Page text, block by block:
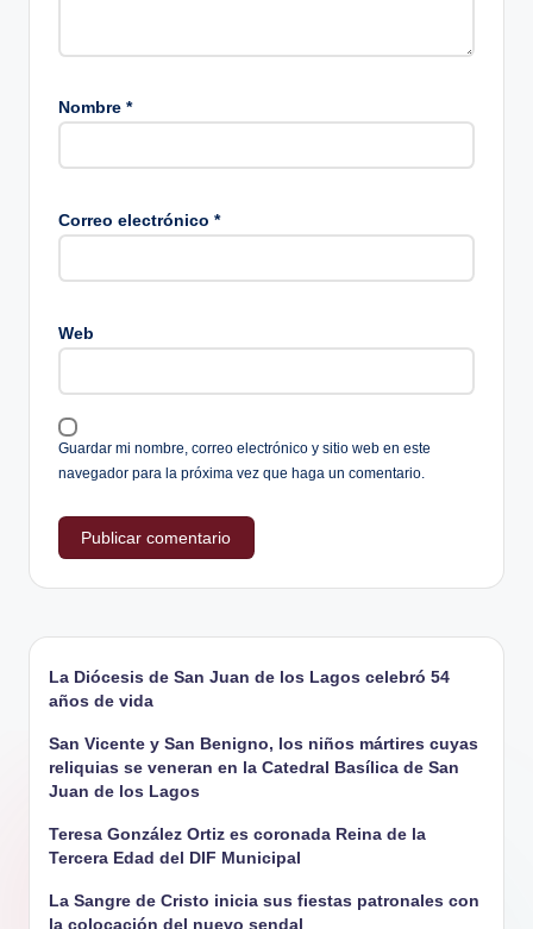
Nombre *
Correo electrónico *
Web
Guardar mi nombre, correo electrónico y sitio web en este
navegador para la próxima vez que haga un comentario.
La Diócesis de San Juan de los Lagos celebró 54
años de vida
San Vicente y San Benigno, los niños mártires cuyas
reliquias se veneran en la Catedral Basílica de San
Juan de los Lagos
Teresa González Ortiz es coronada Reina de la
Tercera Edad del DIF Municipal
La Sangre de Cristo inicia sus fiestas patronales con
la colocación del nuevo sendal